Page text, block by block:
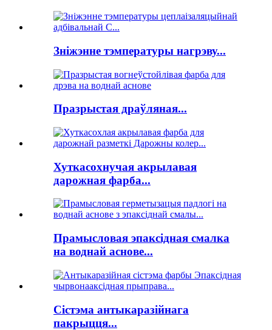
Зніжэнне тэмпературы нагрэву...
Празрыстая драўляная...
Хуткасохнучая акрылавая
дарожная фарба...
Прамысловая эпаксідная смалка
на воднай аснове...
Сістэма антыкаразійнага
пакрыцця...